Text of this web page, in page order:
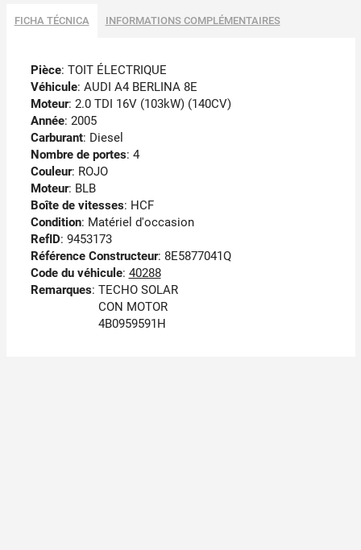
FICHA TÉCNICA INFORMATIONS COMPLÉMENTAIRES
Pièce: TOIT ÉLECTRIQUE
Véhicule: AUDI A4 BERLINA 8E
Moteur: 2.0 TDI 16V (103kW) (140CV)
Année: 2005
Carburant: Diesel
Nombre de portes: 4
Couleur: ROJO
Moteur: BLB
Boîte de vitesses: HCF
Condition: Matériel d'occasion
RefID: 9453173
Référence Constructeur: 8E5877041Q
Code du véhicule: 40288
Remarques: TECHO SOLAR
CON MOTOR
4B0959591H